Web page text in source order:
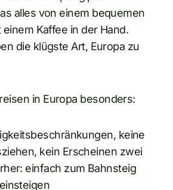
alles von einem bequemen
einem Kaffee in der Hand.
die klügste Art, Europa zu
in Europa besonders:
keine
kein Erscheinen zwei
einfach zum Bahnsteig